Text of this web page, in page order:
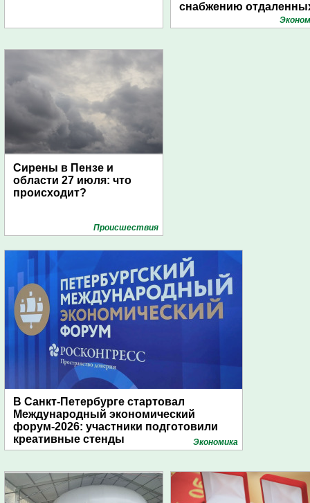
снабжению
поселений с помощью
Сирены в Пензе и
области 27 июля: что
происходит?
Проиcшествия
В Санкт-Петербурге стартовал
Международный экономический
форум-2026: участники подготовили
креативные стенды
Экономика